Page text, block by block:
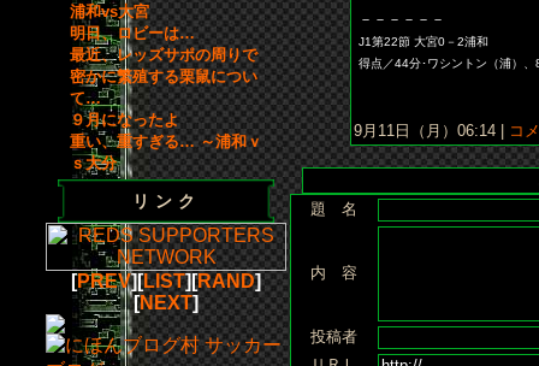
浦和vs大宮
明日、ロビーは…
最近、レッズサポの周りで
密かに繁殖する栗鼠につい
て…
９月になったよ
重い、重すぎる… ～浦和ｖ
ｓ大分
リンク
[PREV][LIST][RAND]
[NEXT]
－－－－－－
J1第22節 大宮0－2浦和
得点／44分･ワシントン（浦）
9月11日（月）06:14 | コ
題 名
内 容
投稿者